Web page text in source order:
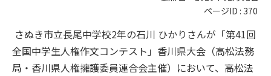
ページID : 370
さぬき市立長尾中学校2年の石川 ひかりさんが「第41回
全国中学生人権作文コンテスト」香川県大会（高松法務
局・香川県人権擁護委員連合会主催）において、高松法